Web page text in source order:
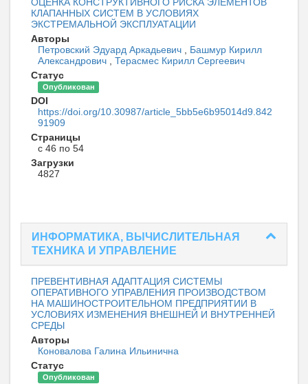
КЛАПАННЫХ СИСТЕМ В УСЛОВИЯХ
ЭКСТРЕМАЛЬНОЙ ЭКСПЛУАТАЦИИ
Авторы
Петровский Эдуард Аркадьевич
Башмур Кирилл
Александрович
Терасмес Кирилл Сергеевич
Статус
Опубликован
DOI
https://doi.org/10.30987/article_5bb5e6b95014d9.842
91909
Страницы
с 46 по 54
Загрузки
4827
ИНФОРМАТИКА, ВЫЧИСЛИТЕЛЬНАЯ
ТЕХНИКА И УПРАВЛЕНИЕ
ПРЕВЕНТИВНАЯ АДАПТАЦИЯ СИСТЕМЫ
ОПЕРАТИВНОГО УПРАВЛЕНИЯ ПРОИЗВОДСТВОМ
НА МАШИНОСТРОИТЕЛЬНОМ ПРЕДПРИЯТИИ В
УСЛОВИЯХ ИЗМЕНЕНИЯ ВНЕШНЕЙ И ВНУТРЕННЕЙ
СРЕДЫ
Авторы
Коновалова Галина Ильинична
Статус
Опубликован